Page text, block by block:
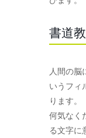
書道
人間の脳
いうフィ
ります。
何気なく
る文字に